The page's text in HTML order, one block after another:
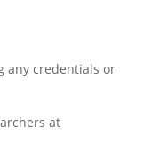
any credentials or
at